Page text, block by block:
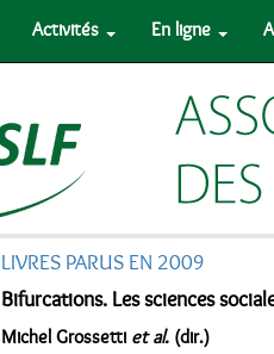
Activités En ligne
LIVRES PARUS EN 2009
Bifurcations. Les sciences
Michel Grossetti et al. (dir.)